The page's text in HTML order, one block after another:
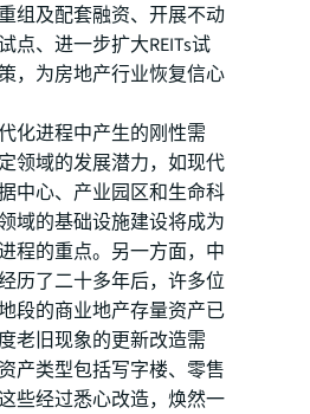
组及配套融资、开展不动
点、进一步扩大REITs试
，为房地产行业恢复信心
化进程中产生的刚性需
领域的发展潜力，如现代
中心、产业园区和生命科
域的基础设施建设将成为
程的重点。另一方面，中
历了二十多年后，许多位
段的商业地产存量资产已
老旧现象的更新改造需
产类型包括写字楼、零售
些经过悉心改造，焕然一